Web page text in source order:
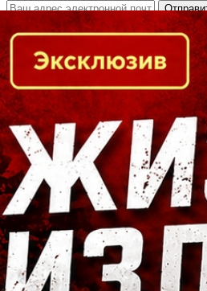
Кто есть кто в Байкальском регионе